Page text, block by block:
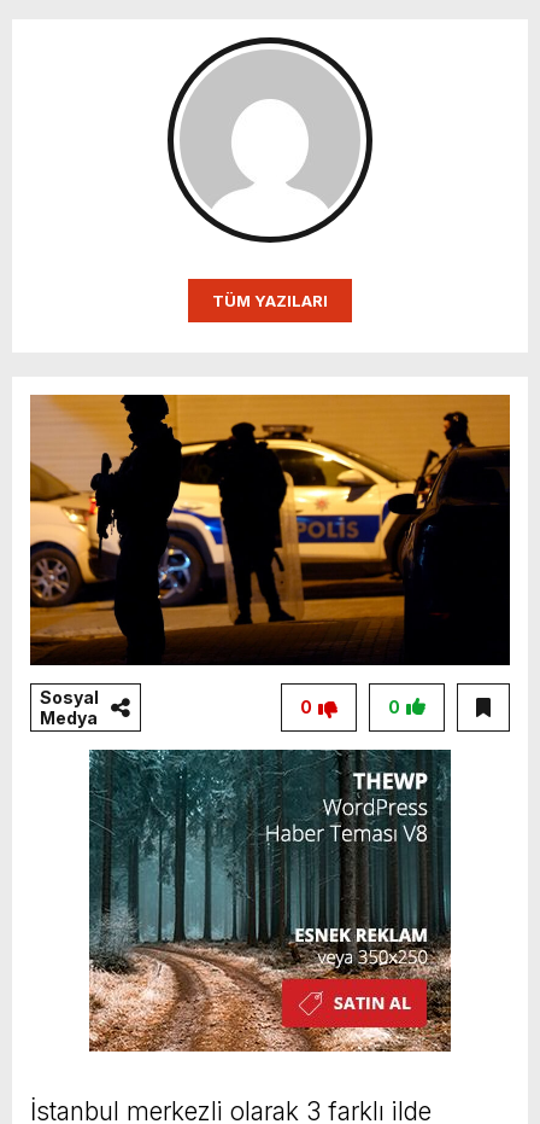
TÜM YAZILARI
Sosyal
Medya
0
0
İstanbul merkezli olarak 3 farklı ilde